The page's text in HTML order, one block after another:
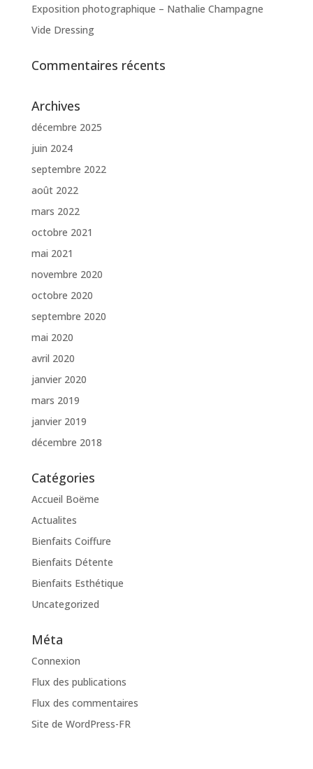
Exposition photographique – Nathalie Champagne
Vide Dressing
Commentaires récents
Archives
décembre 2025
juin 2024
septembre 2022
août 2022
mars 2022
octobre 2021
mai 2021
novembre 2020
octobre 2020
septembre 2020
mai 2020
avril 2020
janvier 2020
mars 2019
janvier 2019
décembre 2018
Catégories
Accueil Boëme
Actualites
Bienfaits Coiffure
Bienfaits Détente
Bienfaits Esthétique
Uncategorized
Méta
Connexion
Flux des publications
Flux des commentaires
Site de WordPress-FR